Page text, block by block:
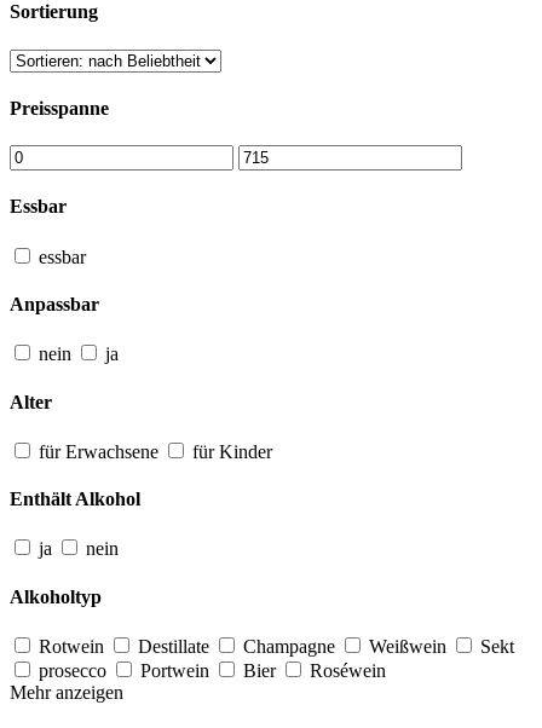
Sortierung
Preisspanne
Essbar
essbar
Anpassbar
nein ja
Alter
für Erwachsene für Kinder
Enthält Alkohol
ja nein
Alkoholtyp
Rotwein Destillate Champagne Weißwein
Sekt
prosecco
Portwein Bier
Roséwein
Mehr anzeigen